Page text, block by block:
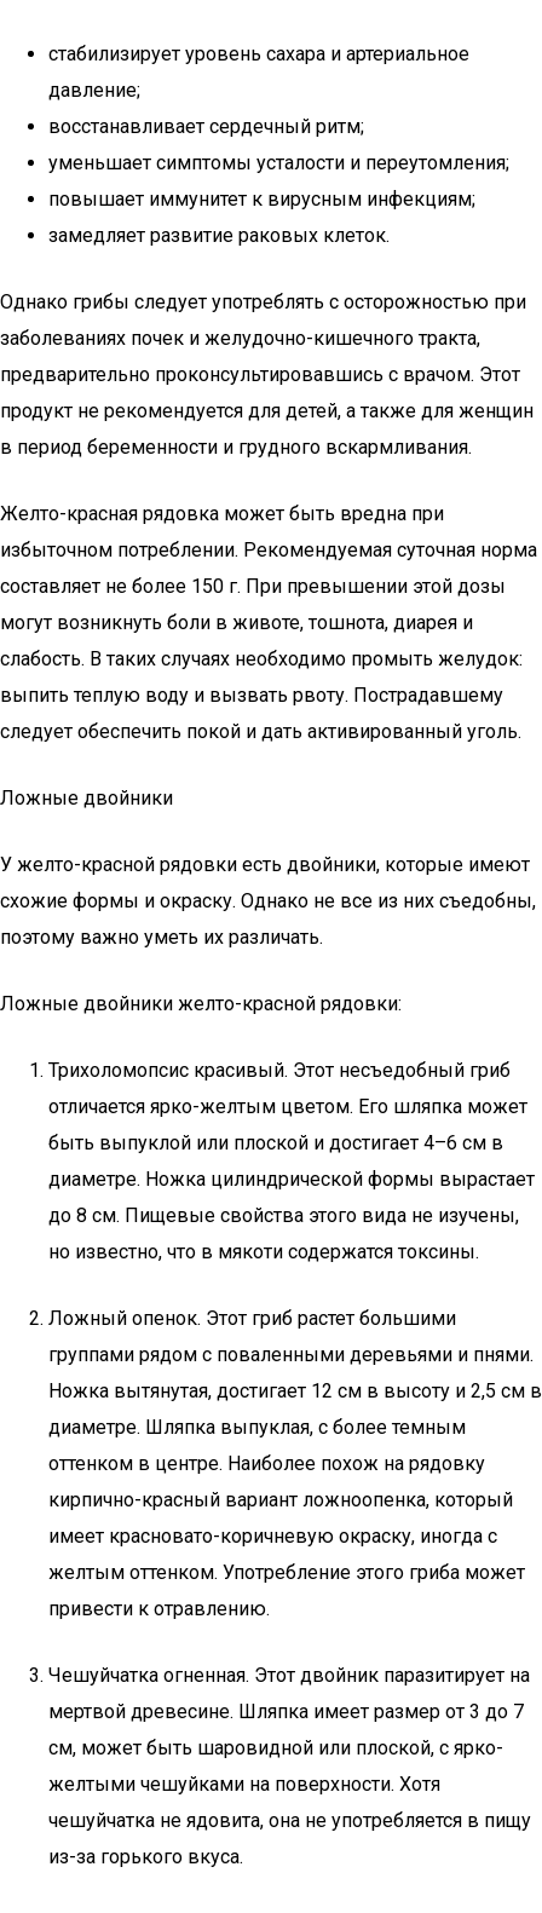
стабилизирует уровень сахара и артериальное
давление;
восстанавливает сердечный ритм;
уменьшает симптомы усталости и переутомления;
повышает иммунитет к вирусным инфекциям;
замедляет развитие раковых клеток.
Однако грибы следует употреблять с осторожностью при
заболеваниях почек и желудочно-кишечного тракта,
предварительно проконсультировавшись с врачом. Этот
продукт не рекомендуется для детей, а также для женщин
в период беременности и грудного вскармливания.
Желто-красная рядовка может быть вредна при
избыточном потреблении. Рекомендуемая суточная норма
составляет не более 150 г. При превышении этой дозы
могут возникнуть боли в животе, тошнота, диарея и
слабость. В таких случаях необходимо промыть желудок:
выпить теплую воду и вызвать рвоту. Пострадавшему
следует обеспечить покой и дать активированный уголь.
Ложные двойники
У желто-красной рядовки есть двойники, которые имеют
схожие формы и окраску. Однако не все из них съедобны,
поэтому важно уметь их различать.
Ложные двойники желто-красной рядовки:
Трихоломопсис красивый. Этот несъедобный гриб
отличается ярко-желтым цветом. Его шляпка может
быть выпуклой или плоской и достигает 4–6 см в
диаметре. Ножка цилиндрической формы вырастает
до 8 см. Пищевые свойства этого вида не изучены,
но известно, что в мякоти содержатся токсины.
Ложный опенок. Этот гриб растет большими
группами рядом с поваленными деревьями и пнями.
Ножка вытянутая, достигает 12 см в высоту и 2,5 см в
диаметре. Шляпка выпуклая, с более темным
оттенком в центре. Наиболее похож на рядовку
кирпично-красный вариант ложноопенка, который
имеет красновато-коричневую окраску, иногда с
желтым оттенком. Употребление этого гриба может
привести к отравлению.
Чешуйчатка огненная. Этот двойник паразитирует на
мертвой древесине. Шляпка имеет размер от 3 до 7
см, может быть шаровидной или плоской, с ярко-
желтыми чешуйками на поверхности. Хотя
чешуйчатка не ядовита, она не употребляется в пищу
из-за горького вкуса.